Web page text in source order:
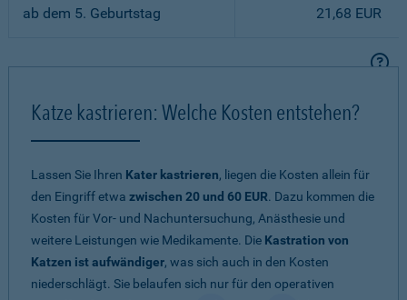
ab dem 5. Geburtstag 21,68 EUR
Katze kastrieren: Welche Kosten entstehen?
Lassen Sie Ihren Kater kastrieren, liegen die Kosten allein für
den Eingriff etwa zwischen 20 und 60 EUR. Dazu kommen die
Kosten für Vor- und Nachuntersuchung, Anästhesie und
weitere Leistungen wie Medikamente. Die Kastration von
Katzen ist aufwändiger, was sich auch in den Kosten
niederschlägt. Sie belaufen sich nur für den operativen